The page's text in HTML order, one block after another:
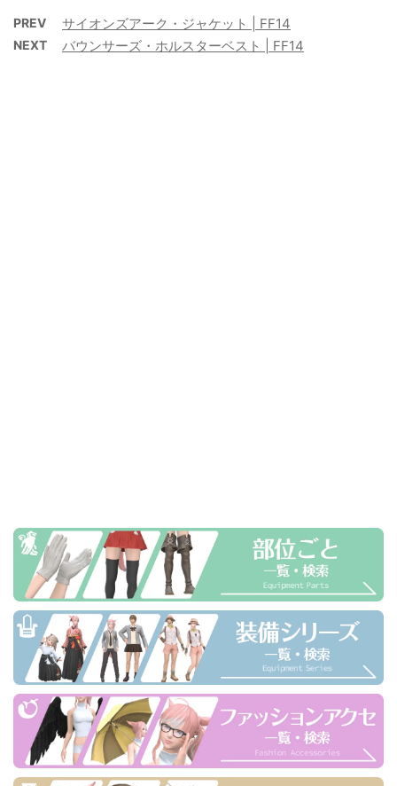
PREV サイオンズアーク・ジャケット | FF14
NEXT バウンサーズ・ホルスターベスト | FF14